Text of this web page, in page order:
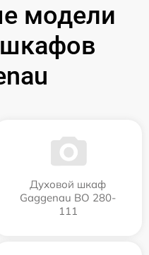
модели
Духовой шкаф
Gaggenau BO 280-
111